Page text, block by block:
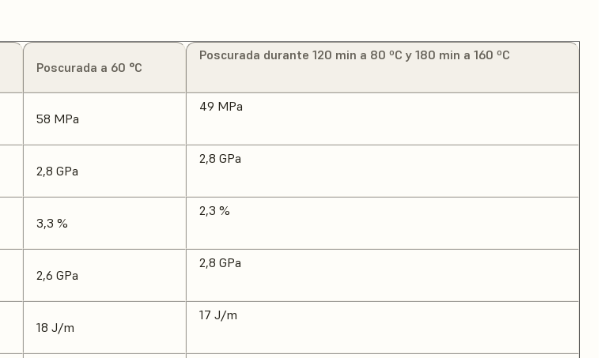
Poscurada a 60 °C
Poscurada durante 120 min a 80 ºC y 180 min a 160 ºC
58 MPa
49 MPa
2,8 GPa
2,8 GPa
3,3 %
2,3 %
2,6 GPa
2,8 GPa
18 J/m
17 J/m